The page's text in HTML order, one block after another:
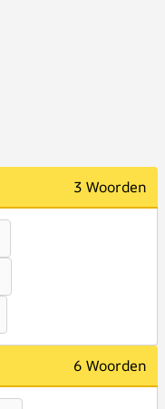
3 Woorden
6 Woorden